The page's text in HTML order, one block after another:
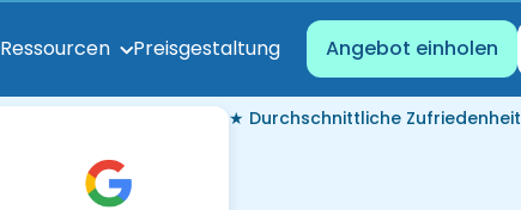
Ressourcen Preisgestaltung Angebot einholen
★ Durchschnittliche Zufriedenheit